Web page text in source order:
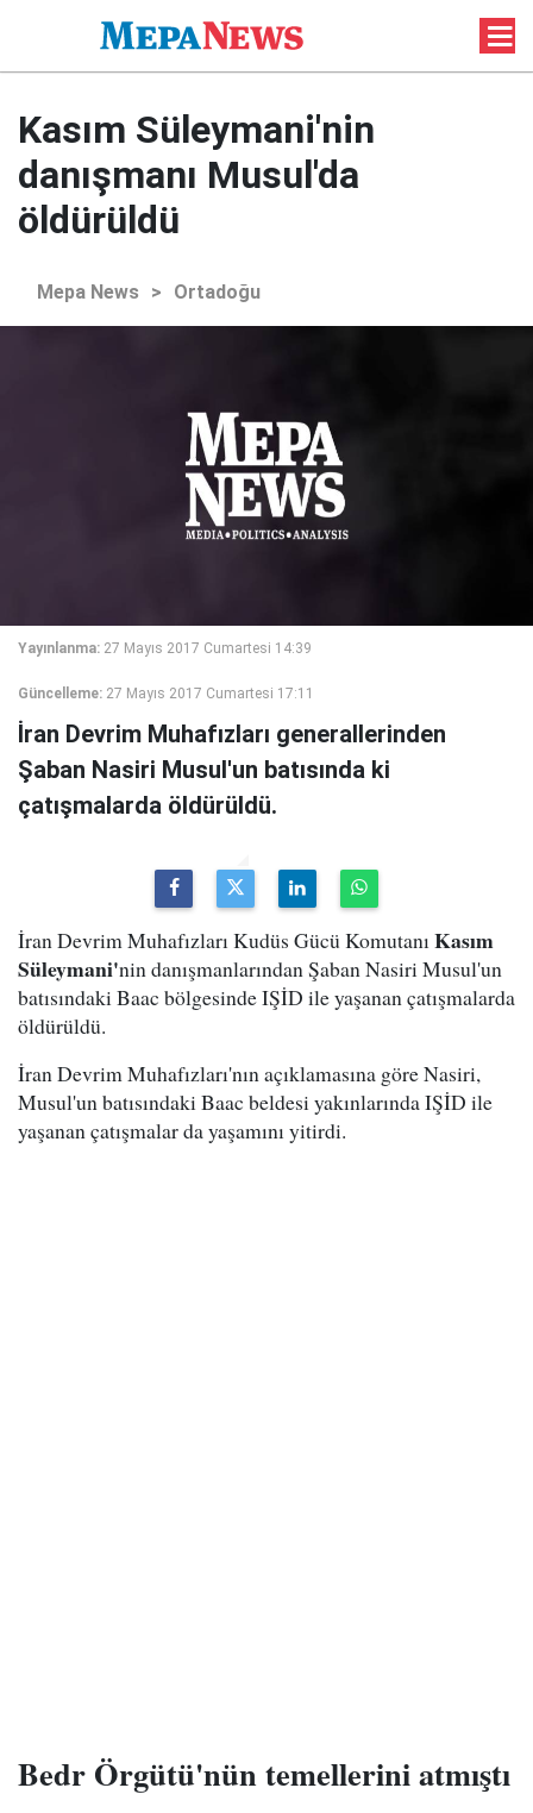
Kasım Süleymani'nin
danışmanı Musul'da
öldürüldü
Mepa News > Ortadoğu
Yayınlanma: 27 Mayıs 2017 Cumartesi 14:39
Güncelleme: 27 Mayıs 2017 Cumartesi 17:11
İran Devrim Muhafızları generallerinden
Şaban Nasiri Musul'un batısında ki
çatışmalarda öldürüldü.
İran Devrim Muhafızları Kudüs Gücü KomutanıKasım
Süleymani'nin danışmanlarından Şaban Nasiri Musul'un
batısındaki Baac bölgesinde IŞİD ile yaşanan çatışmalarda
öldürüldü.
İran Devrim Muhafızları'nın açıklamasına göre Nasiri,
Musul'un batısındaki Baac beldesi yakınlarında IŞİD ile
yaşanan çatışmalar da yaşamını yitirdi.
Bedr Örgütü'nün temellerini atmıştı